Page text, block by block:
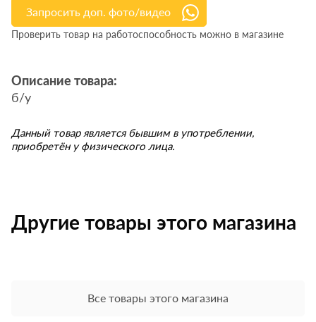
Запросить доп. фото/видео
Проверить товар на работоспособность можно в магазине
Описание товара:
б/у
Данный товар является бывшим в употреблении,
приобретён у физического лица.
Другие товары этого магазина
Все товары этого магазина